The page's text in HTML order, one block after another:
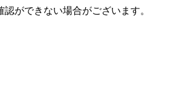
ができない場合がございます。